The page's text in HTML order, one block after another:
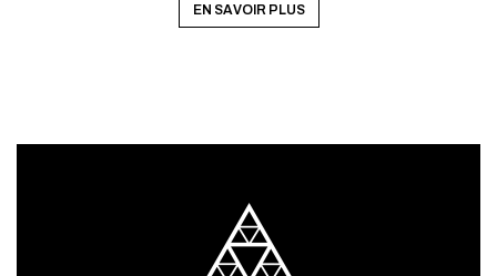
EN SAVOIR PLUS